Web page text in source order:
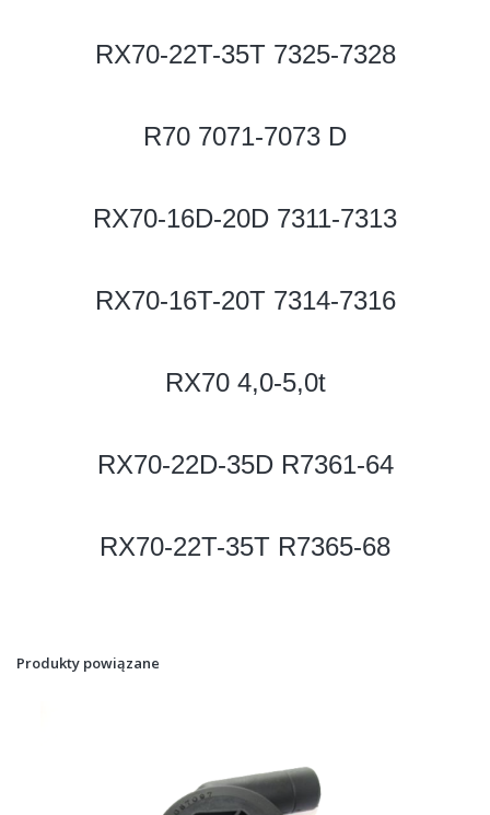
RX70-22T-35T 7325-7328
R70 7071-7073 D
RX70-16D-20D 7311-7313
RX70-16T-20T 7314-7316
RX70 4,0-5,0t
RX70-22D-35D R7361-64
RX70-22T-35T R7365-68
Produkty powiązane